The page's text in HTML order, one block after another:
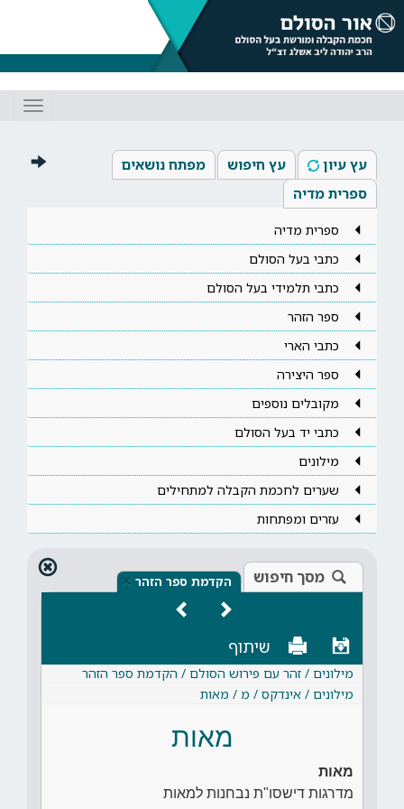
עץ עיון עץ חיפוש
מפתח נושאים
ספרית מדיה
ספרית מדיה
כתבי בעל הסולם
כתבי תלמידי בעל הסולם
ספר הזהר
כתבי הארי
ספר היצירה
מקובלים נוספים
כתבי יד בעל הסולם
מילונים
שערים לחכמת הקבלה למתחילים
עזרים ומפתחות
מסך חיפוש הקדמת ספר הזהר ×
שיתוף
מילונים / זהר עם פירוש הסולם / הקדמת ספר הזהר
מילונים / אינדקס / מ / מאות
מאות
מאות
מדרגות דישסו"ת נבחנות למאות